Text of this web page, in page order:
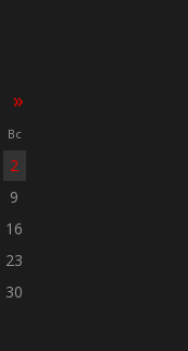
»
Вс
2
9
16
23
30